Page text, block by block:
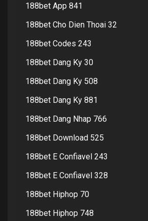
188bet App 841
188bet Cho Dien Thoai 32
188bet Codes 243
188bet Dang Ky 30
188bet Dang Ky 508
188bet Dang Ky 881
188bet Dang Nhap 766
188bet Download 525
188bet E Confiavel 243
188bet E Confiavel 328
188bet Hiphop 70
188bet Hiphop 748